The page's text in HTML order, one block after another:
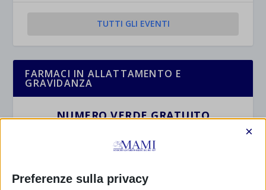
TUTTI GLI EVENTI
FARMACI IN ALLATTAMENTO E
GRAVIDANZA
NUMERO VERDE GRATUITO
800.883300
Preferenze sulla privacy
×